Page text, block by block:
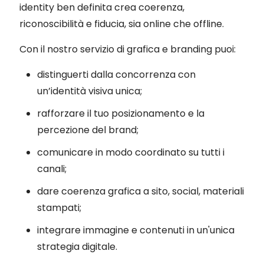
identity ben definita crea coerenza,
riconoscibilità e fiducia, sia online che offline.
Con il nostro servizio di grafica e branding puoi:
distinguerti dalla concorrenza con
un’identità visiva unica;
rafforzare il tuo posizionamento e la
percezione del brand;
comunicare in modo coordinato su tutti i
canali;
dare coerenza grafica a sito, social, materiali
stampati;
integrare immagine e contenuti in un'unica
strategia digitale.